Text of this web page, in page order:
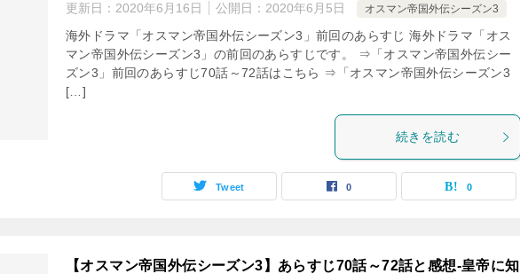
更新日： 2020年6月16日 公開日： 2020年6月5日 オスマン帝国外伝シーズン3
海外ドラマ「オスマン帝国外伝シーズン3」前回のあらすじ 海外ドラマ「オス
マン帝国外伝シーズン3」の前回のあらすじです。 ⇒「オスマン帝国外伝シー
ズン3」前回のあらすじ70話～72話はこちら ⇒「オスマン帝国外伝シーズン3
[…]
続きを読む
Tweet 0 0
【オスマン帝国外伝シーズン3】あらすじ70話～72話と感想-皇帝に知